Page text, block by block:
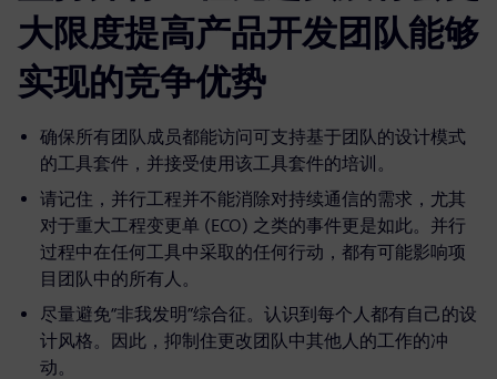
大限度提高产品开发团队能够
实现的竞争优势
确保所有团队成员都能访问可支持基于团队的设计模式
的工具套件，并接受使用该工具套件的培训。
请记住，并行工程并不能消除对持续通信的需求，尤其
对于重大工程变更单 (ECO) 之类的事件更是如此。并行
过程中在任何工具中采取的任何行动，都有可能影响项
目团队中的所有人。
尽量避免“非我发明”综合征。认识到每个人都有自己的设
计风格。因此，抑制住更改团队中其他人的工作的冲
动。